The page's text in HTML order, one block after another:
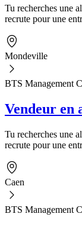
Tu recherches une
recrute pour une
Mondeville
BTS Management
Vendeur en
Tu recherches une
recrute pour une
Caen
BTS Management